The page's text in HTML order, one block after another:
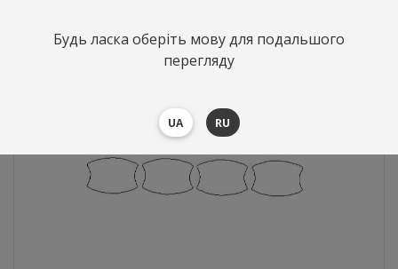
Будь ласка оберіть мову для подальшого
перегляду
UA RU